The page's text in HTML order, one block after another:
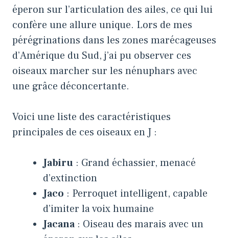
éperon sur l’articulation des ailes, ce qui lui
confère une allure unique. Lors de mes
pérégrinations dans les zones marécageuses
d’Amérique du Sud, j’ai pu observer ces
oiseaux marcher sur les nénuphars avec
une grâce déconcertante.
Voici une liste des caractéristiques
principales de ces oiseaux en J :
Jabiru : Grand échassier, menacé
d’extinction
Jaco : Perroquet intelligent, capable
d’imiter la voix humaine
Jacana: Oiseau des marais avec un